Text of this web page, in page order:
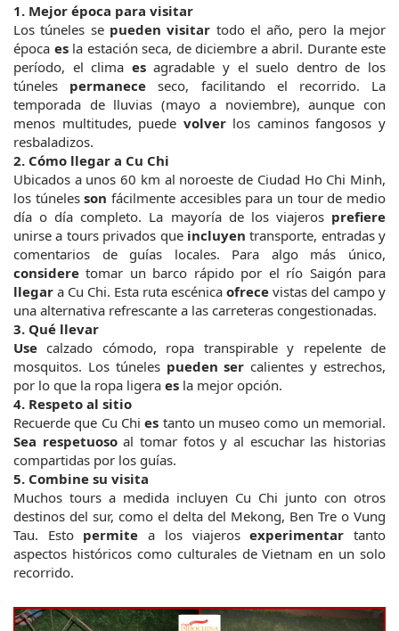
1. Mejor época para visitar
Los túneles se pueden visitar todo el año, pero la mejor
época es la estación seca, de diciembre a abril. Durante este
período, el clima es agradable y el suelo dentro de los
túneles permanece seco, facilitando el recorrido. La
temporada de lluvias (mayo a noviembre), aunque con
menos multitudes, puede volver los caminos fangosos y
resbaladizos.
2. Cómo llegar a Cu Chi
Ubicados a unos 60 km al noroeste de Ciudad Ho Chi Minh,
los túneles son fácilmente accesibles para un tour de medio
día o día completo. La mayoría de los viajeros prefiere
unirse a tours privados que incluyen transporte, entradas y
comentarios de guías locales.
considere
llegar a Cu Chi. Esta ruta escénica ofrece vistas del campo y
una alternativa refrescante a las carreteras congestionadas.
3. Qué llevar
Use calzado cómodo, ropa transpirable y repelente de
mosquitos. Los túneles pueden ser calientes y estrechos,
por lo que la ropa ligera es la mejor opción.
4. Respeto al sitio
Recuerde que Cu Chi es
Sea respetuoso al tomar fotos y al escuchar las historias
compartidas por los guías.
5. Combine su visita
Muchos tours a medida incluyen Cu Chi junto con otros
destinos del sur, como el delta del Mekong, Ben Tre o Vung
Tau. Esto permite a los viajeros experimentar tanto
aspectos históricos como culturales de Vietnam en un solo
recorrido.